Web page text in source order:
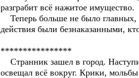
разграбит всё нажитое имущество.
Теперь больше не было главных,
действия были безнаказанными,
****************
Странник зашел в город.
освещал всё вокруг. Крики,